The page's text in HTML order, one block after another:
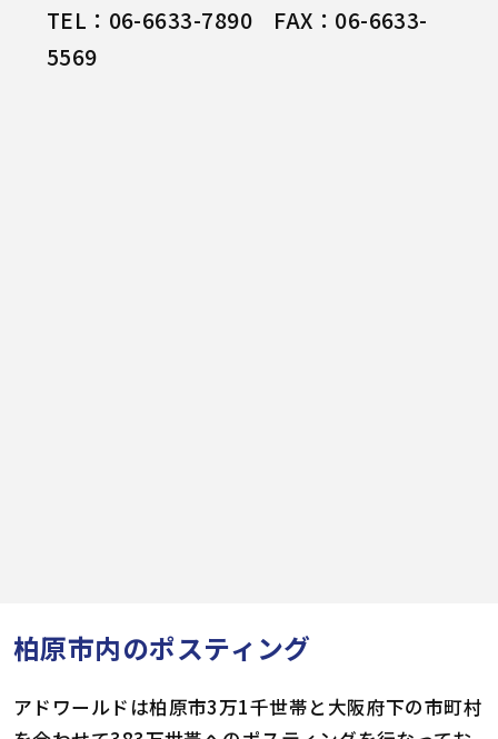
TEL：06-6633-7890 FAX：06-6633-
5569
柏原市内のポスティング
アドワールドは柏原市3万1千世帯と大阪府下の市町村